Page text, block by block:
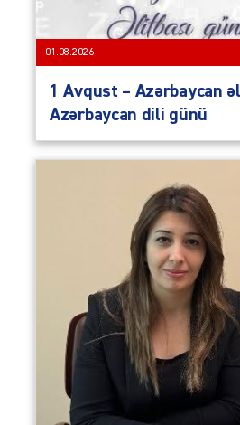
01.08.2026
1 Avqust – Azərbaycan
Azərbaycan dili günü